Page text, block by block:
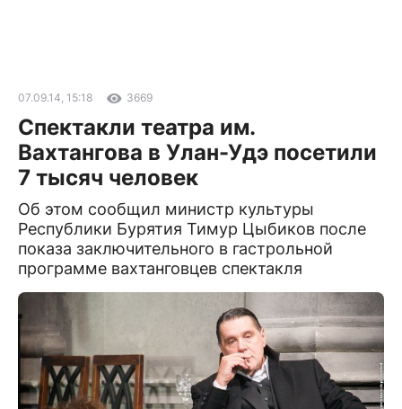
07.09.14, 15:18 3669
Спектакли театра им.
Вахтангова в Улан-Удэ посетили
7 тысяч человек
Об этом сообщил министр культуры
Республики Бурятия Тимур Цыбиков после
показа заключительного в гастрольной
программе вахтанговцев спектакля